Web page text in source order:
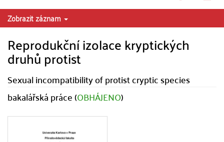
Zobrazit záznam
Reprodukční izolace kryptických
druhů protist
Sexual incompatibility of protist cryptic species
bakalářská práce (OBHÁJENO)